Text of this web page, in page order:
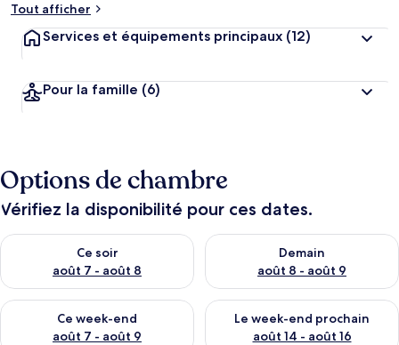
Tout afficher
Services et équipements principaux (12)
Pour la famille (6)
Options de chambre
Vérifiez la disponibilité pour ces dates.
Ce soir
août 7 - août 8
Vérifier la disponibilité pour ce soir août 7 - août 8
Demain
août 8 - août 9
Vérifier la disponibilité pour
Ce week-end
août 7 - août 9
Vérifier la disponibilité pour ce week-end août 7 - août 9
Le week-end prochain
août 14 - août 16
Vérifier la disponibilité pour